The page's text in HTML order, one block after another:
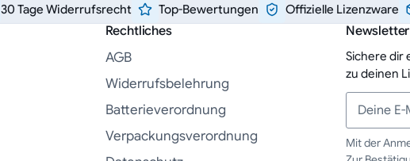
30 Tage Widerrufsrecht Top-Bewertungen Offizielle Lizenzware
Rechtliches
AGB
Widerrufsbelehrung
Batterieverordnung
Verpackungsverordnung
Newsletter
Sichere dir
zu deinen
Mit der